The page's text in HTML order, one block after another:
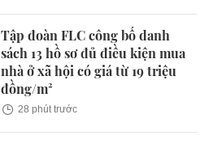
Tập đoàn FLC công bố danh
sách 13 hồ sơ đủ điều kiện mua
nhà ở xã hội có giá từ 19 triệu
đồng/m²
28 phút trước